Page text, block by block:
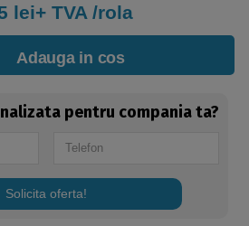
lei+ TVA /rola
Adauga in cos
pentru compania ta?
Solicita oferta!